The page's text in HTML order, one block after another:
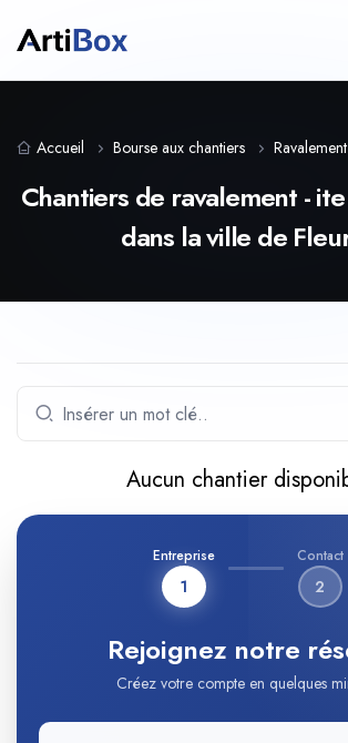
Accueil Bourse aux chantiers
Chantiers de ravalement -
dans la ville de
Aucun chantier
Entreprise
1
Contact
2
Rejoignez notre
Créez votre compte en quelques